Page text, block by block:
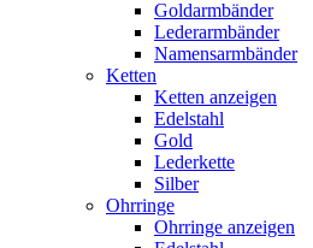
Goldarmbänder
Lederarmbänder
Namensarmbänder
Ketten
Ketten anzeigen
Edelstahl
Gold
Lederkette
Silber
Ohrringe
Ohrringe anzeigen